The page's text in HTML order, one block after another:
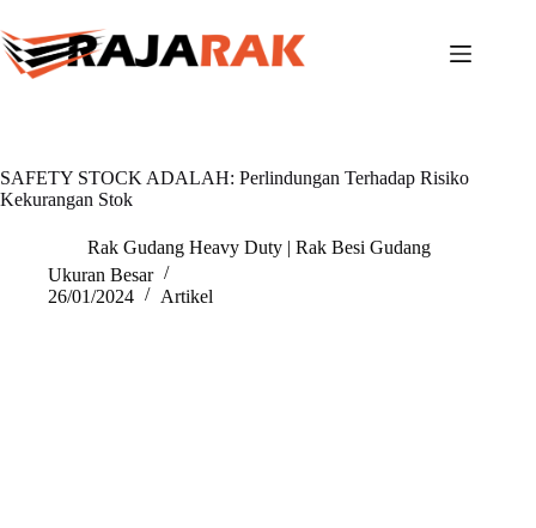
to
content
SAFETY STOCK ADALAH: Perlindungan Terhadap Risiko
Kekurangan Stok
Rak Gudang Heavy Duty | Rak Besi Gudang
Ukuran Besar
26/01/2024
Artikel